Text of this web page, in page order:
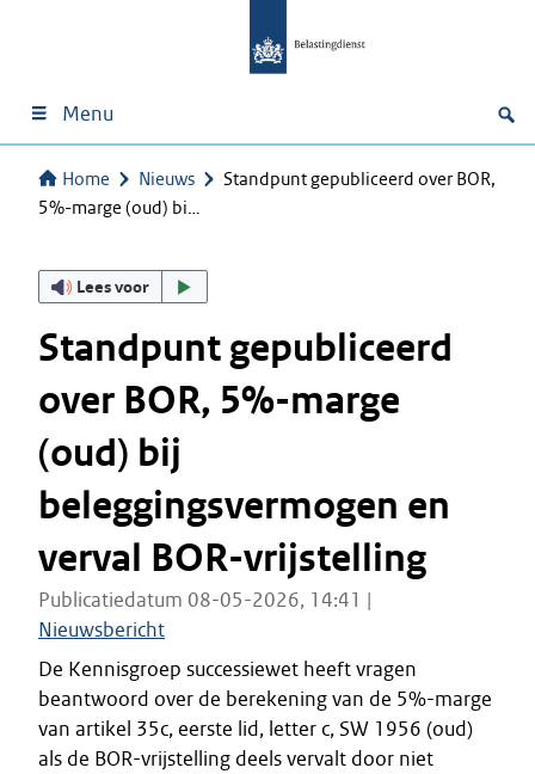
Menu
Home Nieuws
Standpunt gepubliceerd over BOR,
5%-marge (oud) bi…
Lees voor
Standpunt gepubliceerd
over BOR, 5%-marge
(oud) bij
beleggingsvermogen en
verval BOR-vrijstelling
Publicatiedatum 08-05-2026, 14:41 |
Nieuwsbericht
De Kennisgroep successiewet heeft vragen
beantwoord over de berekening van de 5%-marge
van artikel 35c, eerste lid, letter c, SW 1956 (oud)
als de BOR-vrijstelling deels vervalt door niet